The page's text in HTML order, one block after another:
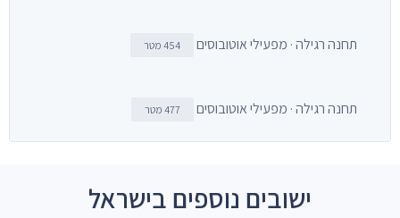
תחנה רגילה · מפעילי אוטובוסים 454 מטר
תחנה רגילה · מפעילי אוטובוסים 477 מטר
ישובים נוספים בישראל